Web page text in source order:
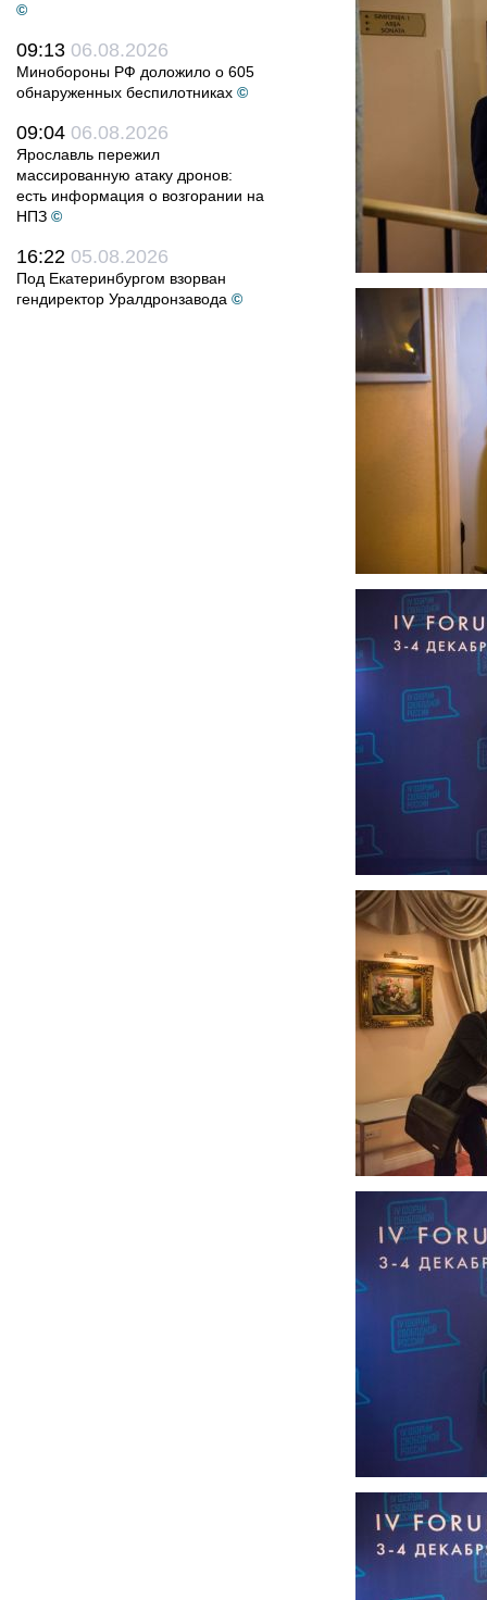
©
09:13 06.08.2026
Минобороны РФ доложило о 605
обнаруженных беспилотниках ©
09:04 06.08.2026
Ярославль пережил
массированную атаку дронов:
есть информация о возгорании на
НПЗ ©
16:22 05.08.2026
Под Екатеринбургом взорван
гендиректор Уралдронзавода ©